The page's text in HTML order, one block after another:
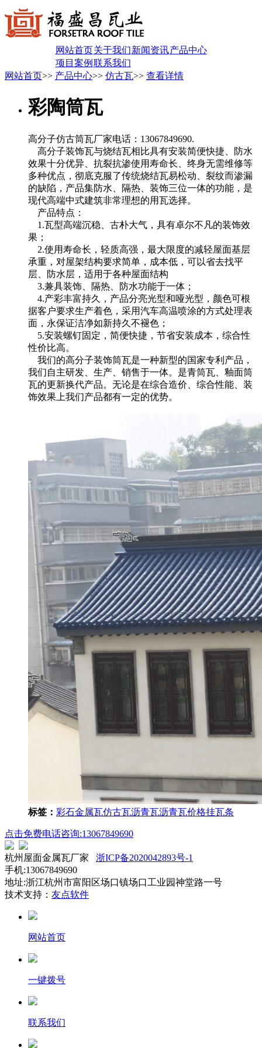
网站首页关于我们新闻资讯产品中心
项目案例 联系我们
网站首页>> 产品中心>> 仿古瓦>> 查看详情
彩陶筒瓦
高分子仿古筒瓦厂家电话：13067849690.
高分子装饰瓦与烧结瓦相比具有安装简便快捷、防水
效果十分优异、抗裂抗渗使用寿命长、终身无需维修等
多种优点，彻底克服了传统烧结瓦易松动、裂纹而渗漏
的缺陷，产品集防水、隔热、装饰三位一体的功能，是
现代高端中式建筑非常理想的用瓦选择。
产品特点：
1.瓦型高端沉稳、古朴大气，具有卓尔不凡的装饰效
果；
2.使用寿命长，轻质高强，最大限度的减轻屋面基层
承重，对屋架结构要求简单，成本低，可以省去找平
层、防水层，适用于各种屋面结构
3.兼具装饰、隔热、防水功能于一体；
4.产彩丰富持久，产品分亮光型和哑光型，颜色可根
据客户要求生产着色，采用汽车高温喷涂的方式处理表
面，永保证洁净如新持久不褪色；
5.安装螺钉固定，简便快捷，节省安装成本，综合性
性价比高。
我们的高分子装饰筒瓦是一种新型的国家专利产品，
我们自主研发、生产、销售于一体。是青筒瓦、釉面筒
瓦的更新换代产品。无论是在综合造价、综合性能、装
饰效果上我们产品都有一定的优势。
标签： 彩石金属瓦仿古瓦沥青瓦沥青瓦价格挂瓦条
点击免费电话咨询:13067849690
杭州屋面金属瓦厂家 浙ICP备2020042893号-1
手机:13067849690
地址:浙江杭州市富阳区场口镇场口工业园神堂路一号
技术支持： 友点软件
网站首页
一键拨号
联系我们